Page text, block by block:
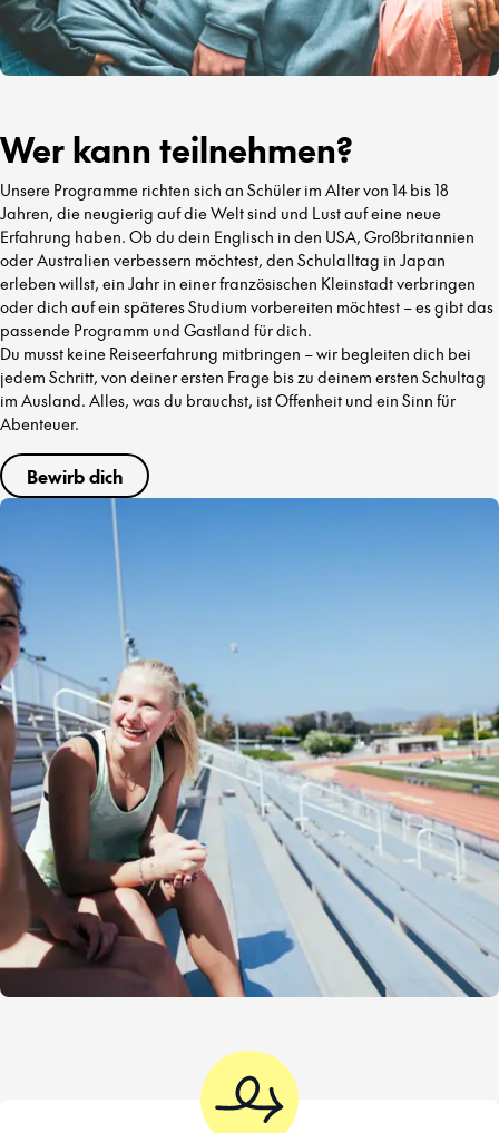
Wer kann teilnehmen?
Unsere Programme richten sich an Schüler im Alter von 14 bis 18
Jahren, die neugierig auf die Welt sind und Lust auf eine neue
Erfahrung haben. Ob du dein Englisch in den USA, Großbritannien
oder Australien verbessern möchtest, den Schulalltag in Japan
erleben willst, ein Jahr in einer französischen Kleinstadt verbringen
oder dich auf ein späteres Studium vorbereiten möchtest – es gibt das
passende Programm und Gastland für dich.
Du musst keine Reiseerfahrung mitbringen – wir begleiten dich bei
jedem Schritt, von deiner ersten Frage bis zu deinem ersten Schultag
im Ausland. Alles, was du brauchst, ist Offenheit und ein Sinn für
Abenteuer.
Bewirb dich